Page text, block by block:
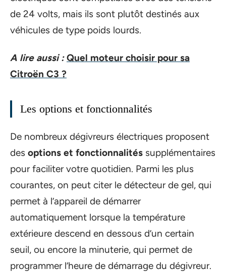
de 24 volts, mais ils sont plutôt destinés aux
véhicules de type poids lourds.
A lire aussi : Quel moteur choisir pour sa
Citroën C3 ?
Les options et fonctionnalités
De nombreux dégivreurs électriques proposent
des options et fonctionnalités supplémentaires
pour faciliter votre quotidien. Parmi les plus
courantes, on peut citer le détecteur de gel, qui
permet à l’appareil de démarrer
automatiquement lorsque la température
extérieure descend en dessous d’un certain
seuil, ou encore la minuterie, qui permet de
programmer l’heure de démarrage du dégivreur.